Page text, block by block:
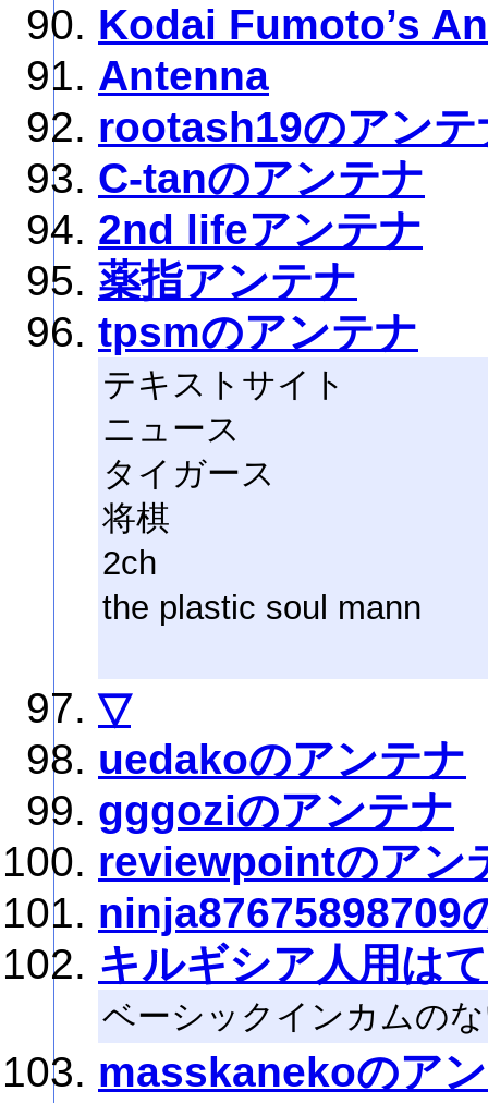
Kodai Fumoto’s
Antenna
rootash19のアンテ
C-tanのアンテナ
2nd lifeアンテナ
薬指アンテナ
tpsmのアンテナ
テキストサイト
ニュース
タイガース
将棋
2ch
the plastic soul mann
▽
uedakoのアンテナ
gggoziのアンテナ
reviewpointのアン
ninja87675898709
キルギシア人用は
ベーシックインカムの
masskanekoのア